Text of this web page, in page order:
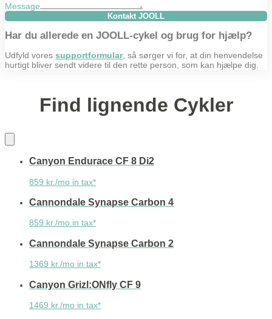
Message
Kontakt JOOLL
Har du allerede en JOOLL-cykel og brug for hjælp?
Udfyld vores supportformular, så sørger vi for, at din henvendelse
hurtigt bliver sendt videre til den rette person, som kan hjælpe dig.
Find lignende Cykler
Canyon Endurace CF 8 Di2
859 kr./mo in tax*
Cannondale Synapse Carbon 4
859 kr./mo in tax*
Cannondale Synapse Carbon 2
1369 kr./mo in tax*
Canyon Grizl:ONfly CF 9
1469 kr./mo in tax*